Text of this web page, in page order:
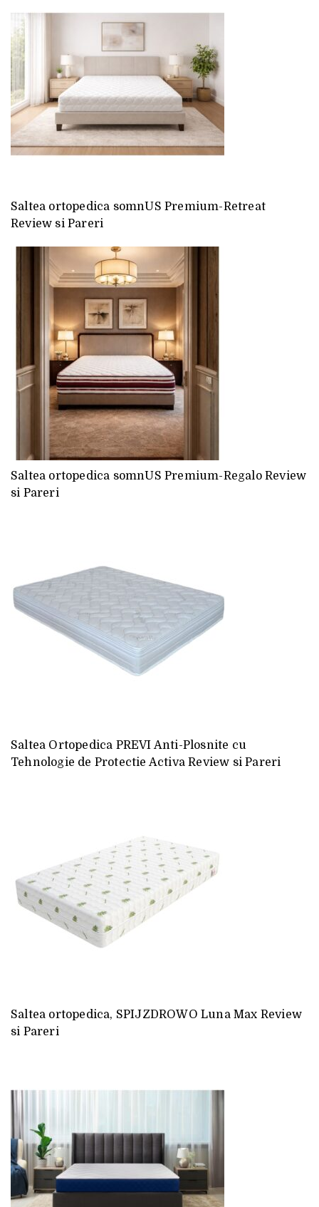
Saltea ortopedica somnUS Premium-Retreat
Review si Pareri
Saltea ortopedica somnUS Premium-Regalo Review
si Pareri
Saltea Ortopedica PREVI Anti-Plosnite cu
Tehnologie de Protectie Activa Review si Pareri
Saltea ortopedica, SPIJZDROWO Luna Max Review
si Pareri